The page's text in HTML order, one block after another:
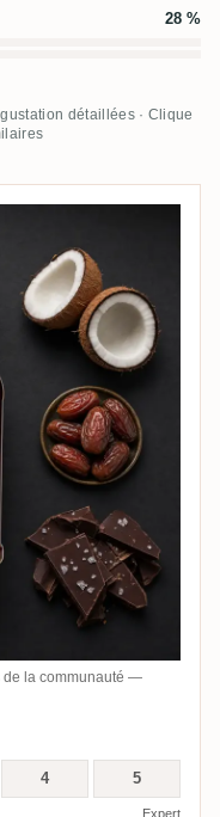
28 %
détaillées · Clique
de la communauté —
4 5
Expert